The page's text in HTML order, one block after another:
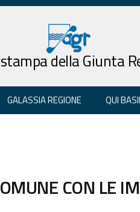
della Giunta
GALASSIA REGIONE QUI
CON LE